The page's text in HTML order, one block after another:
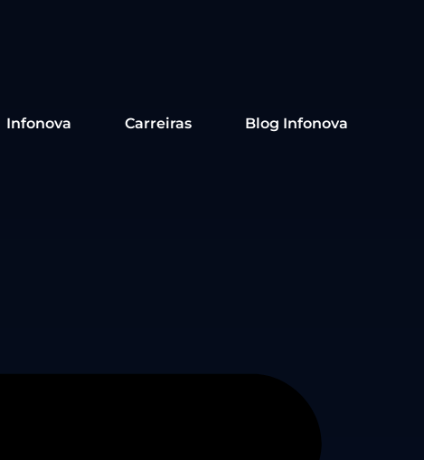
Infonova Carreiras Blog Infonova